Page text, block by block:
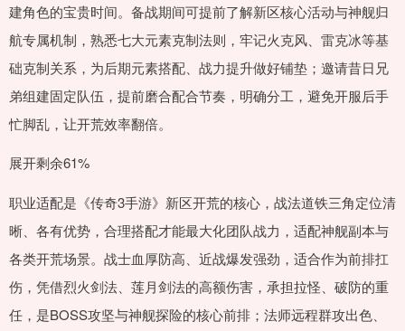
建角色的宝贵时间。备战期间可提前了解新区核心活动与神舰归
航专属机制，熟悉七大元素克制法则，牢记火克风、雷克冰等基
础克制关系，为后期元素搭配、战力提升做好铺垫；邀请昔日兄
弟组建固定队伍，提前磨合配合节奏，明确分工，避免开服后手
忙脚乱，让开荒效率翻倍。
展开剩余61%
职业适配是《传奇3手游》新区开荒的核心，战法道铁三角定位清
晰、各有优势，合理搭配才能最大化团队战力，适配神舰副本与
各类开荒场景。战士血厚防高、近战爆发强劲，适合作为前排扛
伤，凭借烈火剑法、莲月剑法的高额伤害，承担拉怪、破防的重
任，是BOSS攻坚与神舰探险的核心前排；法师远程群攻出色、